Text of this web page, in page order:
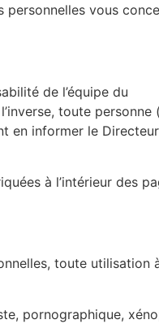
personnelles vous
de l’équipe du
toute personne
en informer le
à l’intérieur des
toute utilisation
pornographique,